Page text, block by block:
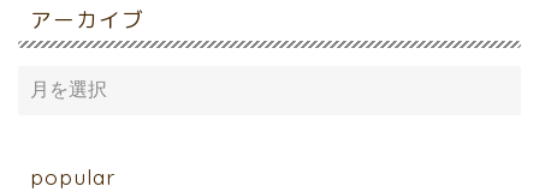
アーカイブ
popular